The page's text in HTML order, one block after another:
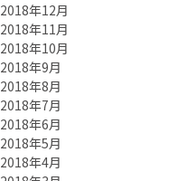
2018年12月
2018年11月
2018年10月
2018年9月
2018年8月
2018年7月
2018年6月
2018年5月
2018年4月